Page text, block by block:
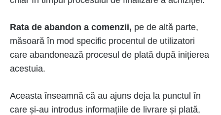
Rata de abandon a comenzii, pe de altă parte,
măsoară în mod specific procentul de utilizatori
care abandonează procesul de plată după inițierea
acestuia.
Aceasta înseamnă că au ajuns deja la punctul în
care și-au introdus informațiile de livrare și plată,